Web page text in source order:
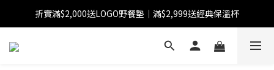
【FINAL SALE】指定商品低至38折
折實滿$2,000送LOGO野餐墊｜滿$2,999送經典保溫杯
【FINAL SALE】全單免運費